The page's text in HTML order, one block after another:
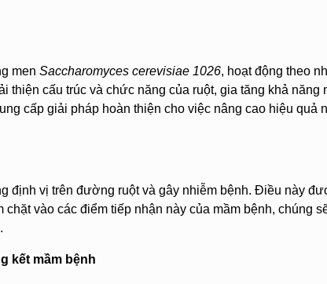
men Saccharomyces cerevisiae 1026, hoạt động theo
thiện cấu trúc và chức năng của ruột, gia tăng khả năng
cấp giải pháp hoàn thiện cho việc nâng cao hiệu quả
định vị trên đường ruột và gây nhiễm bệnh. Điều này
chặt vào các điểm tiếp nhận này của mầm bệnh, chúng
kết mầm bệnh